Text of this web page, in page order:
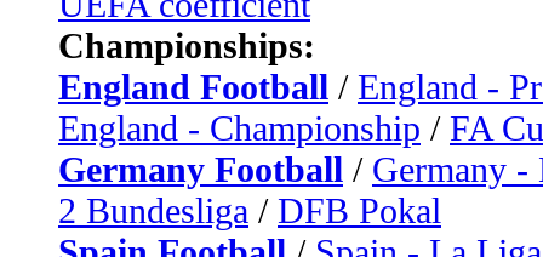
Championships:
England Football / England -
England - Championship / FA
Germany Football / Germany -
2 Bundesliga / DFB Pokal